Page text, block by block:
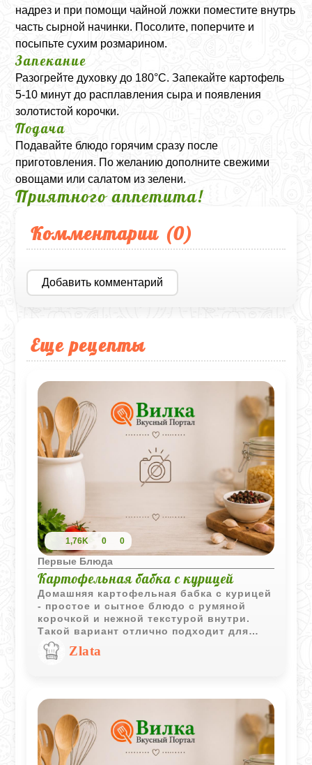
надрез и при помощи чайной ложки поместите внутрь
часть сырной начинки. Посолите, поперчите и
посыпьте сухим розмарином.
Запекание
Разогрейте духовку до 180°C. Запекайте картофель
5-10 минут до расплавления сыра и появления
золотистой корочки.
Подача
Подавайте блюдо горячим сразу после
приготовления. По желанию дополните свежими
овощами или салатом из зелени.
Приятного аппетита!
Комментарии (0)
Добавить комментарий
Еще рецепты
1,76K 0 0
Первые Блюда
Картофельная бабка с курицей
Домашняя картофельная бабка с курицей
- простое и сытное блюдо с румяной
корочкой и нежной текстурой внутри.
Такой вариант отлично подходит для
семейного ужина и хорошо сочетается со
сметаной, свежими овощами или
Zlata